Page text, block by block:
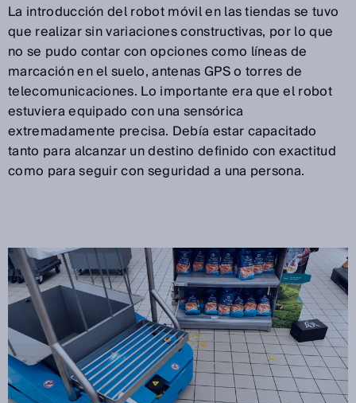
La introducción del robot móvil en las tiendas se tuvo
que realizar sin variaciones constructivas, por lo que
no se pudo contar con opciones como líneas de
marcación en el suelo, antenas GPS o torres de
telecomunicaciones. Lo importante era que el robot
estuviera equipado con una sensórica
extremadamente precisa. Debía estar capacitado
tanto para alcanzar un destino definido con exactitud
como para seguir con seguridad a una persona.